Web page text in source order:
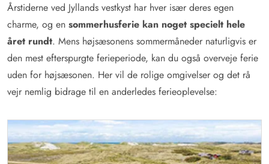
Årstiderne ved Jyllands vestkyst har hver især deres egen
charme, og en sommerhusferie kan noget specielt hele
året rundt. Mens højsæsonens sommermåneder naturligvis er
den mest efterspurgte ferieperiode, kan du også overveje ferie
uden for højsæsonen. Her vil de rolige omgivelser og det rå
vejr nemlig bidrage til en anderledes ferieoplevelse: